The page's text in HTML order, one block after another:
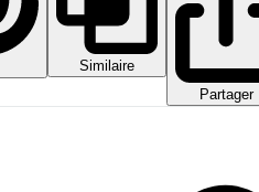
Similaire
Partager